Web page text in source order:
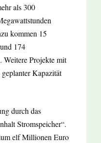
als 300
kommen 15
174
Weitere Projekte mit
Kapazität
durch das
Stromspeicher“.
elf Millionen Euro